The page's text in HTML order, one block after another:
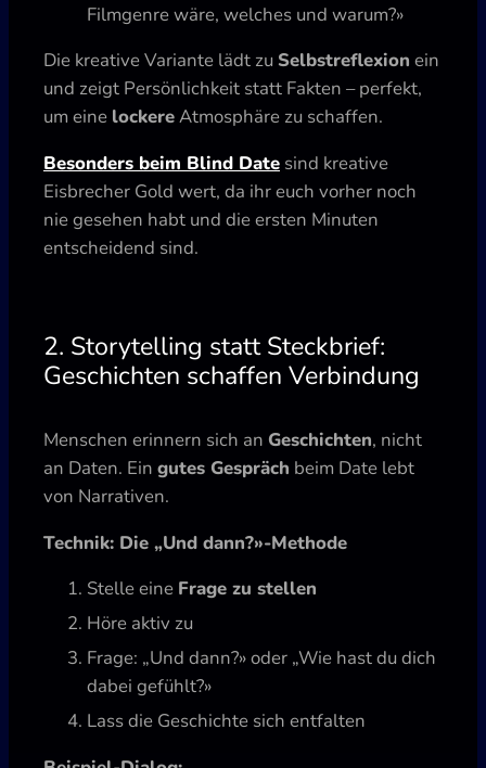
Filmgenre wäre, welches und warum?»
Die kreative Variante lädt zu Selbstreflexion ein
und zeigt Persönlichkeit statt Fakten – perfekt,
um eine lockereAtmosphäre zu schaffen.
Besonders beim Blind Date sind kreative
Eisbrecher Gold wert, da ihr euch vorher noch
nie gesehen habt und die ersten Minuten
entscheidend sind.
2. Storytelling statt Steckbrief:
Geschichten schaffen Verbindung
Menschen erinnern sich an Geschichten, nicht
an Daten. Ein gutes Gespräch beim Date lebt
von Narrativen.
Technik: Die „Und dann?»-Methode
Stelle eine Frage zu stellen
Höre aktiv zu
Frage: „Und dann?» oder „Wie hast du dich
dabei gefühlt?»
Lass die Geschichte sich entfalten